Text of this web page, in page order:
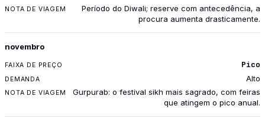
Período do Diwali; reserve com antecedência, a
procura aumenta drasticamente.
novembro
Pico
Alto
Gurpurab: o festival sikh mais sagrado, com feiras
que atingem o pico anual.